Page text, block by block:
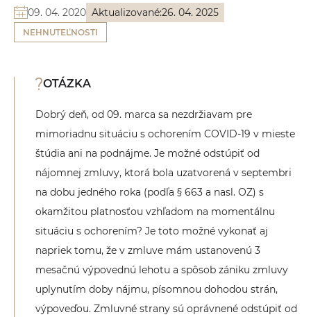
09. 04. 2020 Aktualizované:26. 04. 2025
NEHNUTEĽNOSTI
OTÁZKA
Dobrý deň, od 09. marca sa nezdržiavam pre
mimoriadnu situáciu s ochorením COVID-19 v mieste
štúdia ani na podnájme. Je možné odstúpiť od
nájomnej zmluvy, ktorá bola uzatvorená v septembri
na dobu jedného roka (podľa § 663 a nasl. OZ) s
okamžitou platnosťou vzhľadom na momentálnu
situáciu s ochorením? Je toto možné vykonať aj
napriek tomu, že v zmluve mám ustanovenú 3
mesačnú výpovednú lehotu a spôsob zániku zmluvy
uplynutím doby nájmu, písomnou dohodou strán,
výpoveďou. Zmluvné strany sú oprávnené odstúpiť od